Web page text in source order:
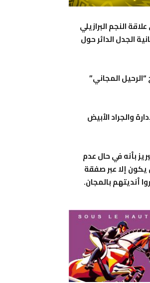
النجم البرازيلي
الجدل الدائر حول
المجاني”
والجراد الأبيض
بأنه في حال عدم
إلا عبر صفقة
أنديتهم بالمجان.